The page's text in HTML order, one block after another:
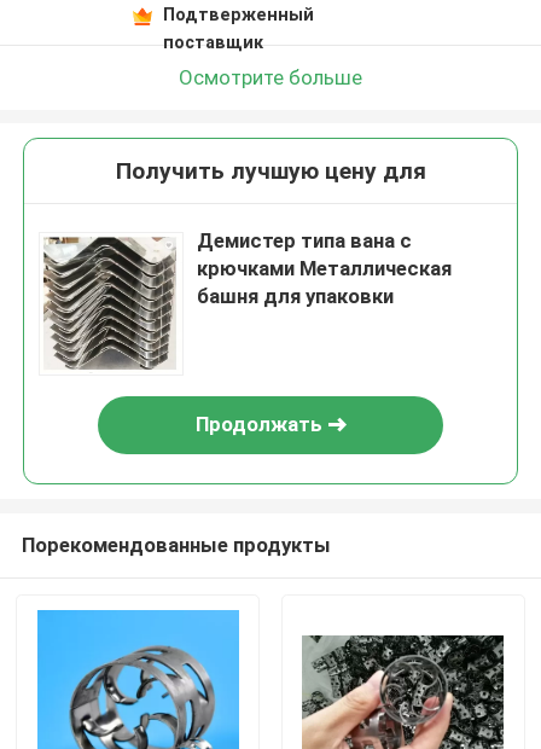
Подтверженный
поставщик
Осмотрите больше
Получить лучшую цену для
Демистер типа вана с
крючками Металлическая
башня для упаковки
Продолжать
Порекомендованные продукты